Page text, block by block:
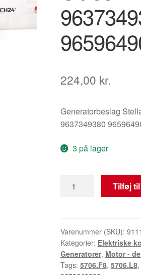
224,00 kr.
Generatorbeslag
9637349380
3 på lager
Generatorbeslag
Citroën
9659649080
antal
Tilføj
Varenummer (SKU):
Kategorier: Elektriske
Generatorer, Motor -
Tags: 5706.F8, 5706.L8,